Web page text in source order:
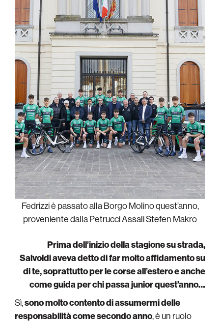
Fedrizzi è passato alla Borgo Molino quest’anno,
proveniente dalla Petrucci Assali Stefen Makro
Prima dell’inizio della stagione su strada,
Salvoldi aveva detto di far molto affidamento su
di te, soprattutto per le corse all’estero e anche
come guida per chi passa junior quest’anno…
Sì,sono molto contento di assumermi delle
responsabilità come secondo anno, è un ruolo